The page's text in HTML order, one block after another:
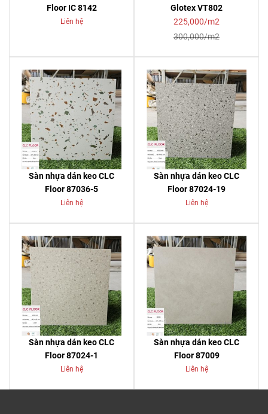
Floor IC 8142
Liên hệ
Glotex VT802
225,000/m2
300,000/m2
Sàn nhựa dán keo CLC
Floor 87036-5
Liên hệ
Sàn nhựa dán keo CLC
Floor 87024-19
Liên hệ
Sàn nhựa dán keo CLC
Floor 87024-1
Liên hệ
Sàn nhựa dán keo CLC
Floor 87009
Liên hệ